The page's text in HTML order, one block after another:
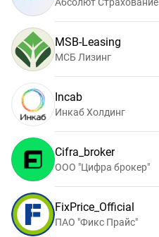
MSB-Leasing
МСБ Лизинг
Incab
Инкаб Холдинг
Cifra_broker
ООО "Цифра брокер"
FixPrice_Official
ПАО "Фикс Прайс"